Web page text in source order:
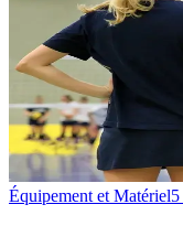
Équipement et Matériel5